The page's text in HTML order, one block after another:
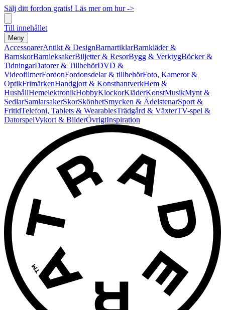
Sälj ditt fordon gratis! Läs mer om hur ->
Till innehållet
Meny
AccessoarerAntikt & DesignBarnartiklarBarnkläder &
BarnskorBarnleksakerBiljetter & ResorBygg & VerktygBöcker &
TidningarDatorer & TillbehörDVD &
VideofilmerFordonFordonsdelar & tillbehörFoto, Kameror &
OptikFrimärkenHandgjort & KonsthantverkHem &
HushållHemelektronikHobbyKlockorKläderKonstMusikMynt &
SedlarSamlarsakerSkorSkönhetSmycken & ÄdelstenarSport &
FritidTelefoni, Tablets & WearablesTrädgård & VäxterTV-spel &
DatorspelVykort & BilderÖvrigtInspiration